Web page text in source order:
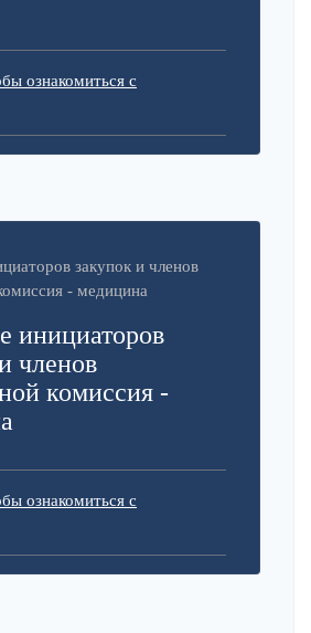
ознакомиться с
закупок и членов
- медицина
инициаторов
членов
комиссия -
ознакомиться с